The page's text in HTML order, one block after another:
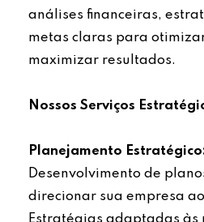
análises financeiras,
metas claras para
maximizar resultados.
Nossos Serviços
Planejamento
Desenvolvimento de
direcionar sua empresa ao
Estratégias adaptadas às